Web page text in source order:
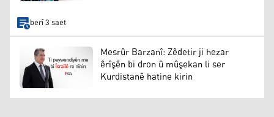
berî 3 saet
Mesrûr Barzanî: Zêdetir ji hezar
êrîşên bi dron û mûşekan li ser
Kurdistanê hatine kirin